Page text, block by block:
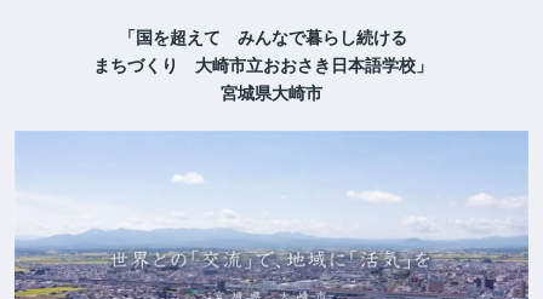
「国を超えて みんなで暮らし続ける
まちづくり 大崎市立おおさき日本語学校」
宮城県大崎市